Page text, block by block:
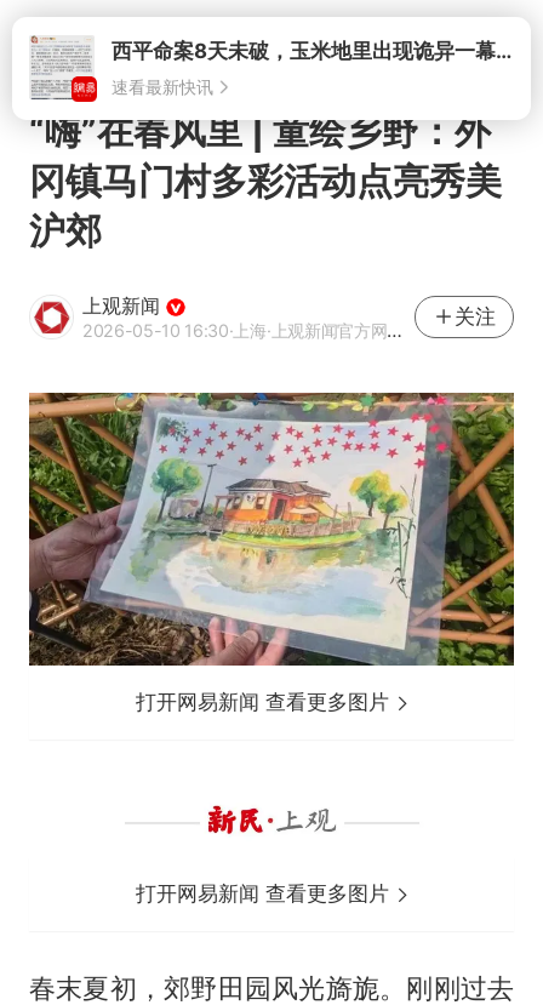
打开
“嗨”在春风里 | 童绘乡野：外
冈镇马门村多彩活动点亮秀美
沪郊
上观新闻
2026-05-10 16:30·上海·上观新闻官方网易号
关注
打开网易新闻 查看更多图片
打开网易新闻 查看更多图片
春末夏初，郊野田园风光旖旎。刚刚过去